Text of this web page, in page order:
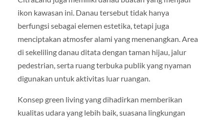
ikon kawasan ini. Danau tersebut tidak hanya
berfungsi sebagai elemen estetika, tetapi juga
menciptakan atmosfer alami yang menenangkan. Area
di sekeliling danau ditata dengan taman hijau, jalur
pedestrian, serta ruang terbuka publik yang nyaman
digunakan untuk aktivitas luar ruangan.
Konsep green living yang dihadirkan memberikan
kualitas udara yang lebih baik, suasana lingkungan